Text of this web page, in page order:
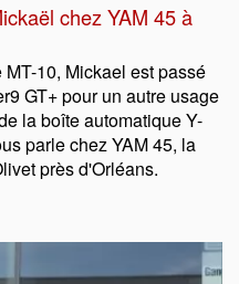
chez YAM 45 à
MT-10, Mickael est passé
GT+ pour un autre usage
la boîte automatique Y-
parle chez YAM 45, la
près d'Orléans.